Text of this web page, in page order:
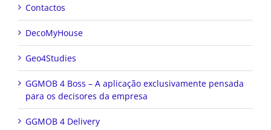
Contactos
DecoMyHouse
Geo4Studies
GGMOB 4 Boss – A aplicação exclusivamente pensada
para os decisores da empresa
GGMOB 4 Delivery